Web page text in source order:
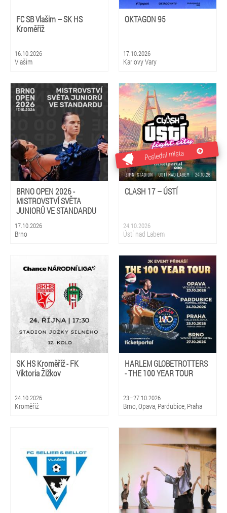
FC SB Vlašim – SK HS
Kroměříž
16.10.2026
Vlašim
OKTAGON 95
17.10.2026
Karlovy Vary
BRNO OPEN 2026 -
MISTROVSTVÍ SVĚTA
JUNIORŮ VE STANDARDU
17.10.2026
Brno
Poslední místa
CLASH 17 – ÚSTÍ
24.10.2026
Ústí nad Labem
SK HS Kroměříž - FK
Viktoria Žižkov
24.10.2026
Kroměříž
HARLEM GLOBETROTTERS
- THE 100 YEAR TOUR
23–27.10.2026
Brno, Opava, Pardubice, Praha